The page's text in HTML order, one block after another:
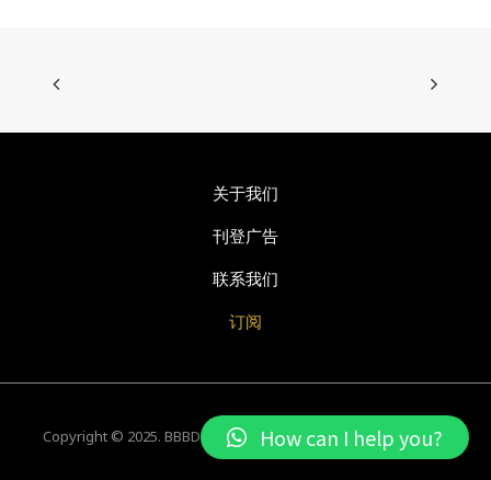
关于我们
刊登广告
联系我们
订阅
Copyright © 2025. BBBD Creative Sdn Bhd. All rights reserved.
How can I help you?